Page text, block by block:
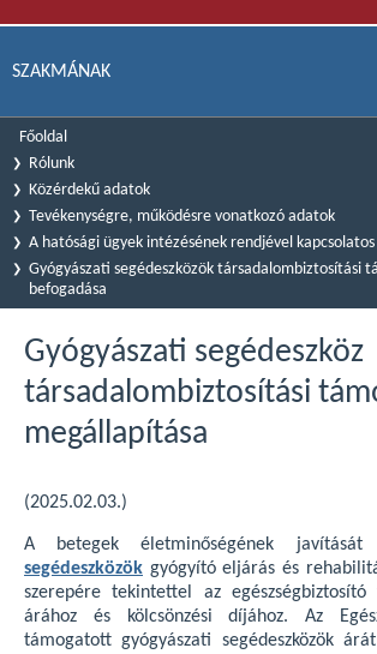
SZAKMÁNAK
Főoldal
Rólunk
Közérdekű adatok
Tevékenységre, működésre vonatkozó adatok
A hatósági ügyek intézésének rendjével
Gyógyászati segédeszközök társadalombiztosítási
befogadása
Gyógyászati segédeszköz
társadalombiztosítási
megállapítása
(2025.02.03.)
A betegek életminőségének
segédeszközök gyógyító eljárás és
szerepére tekintettel az
árához és kölcsönzési díjához. Az
támogatott gyógyászati segédeszközök